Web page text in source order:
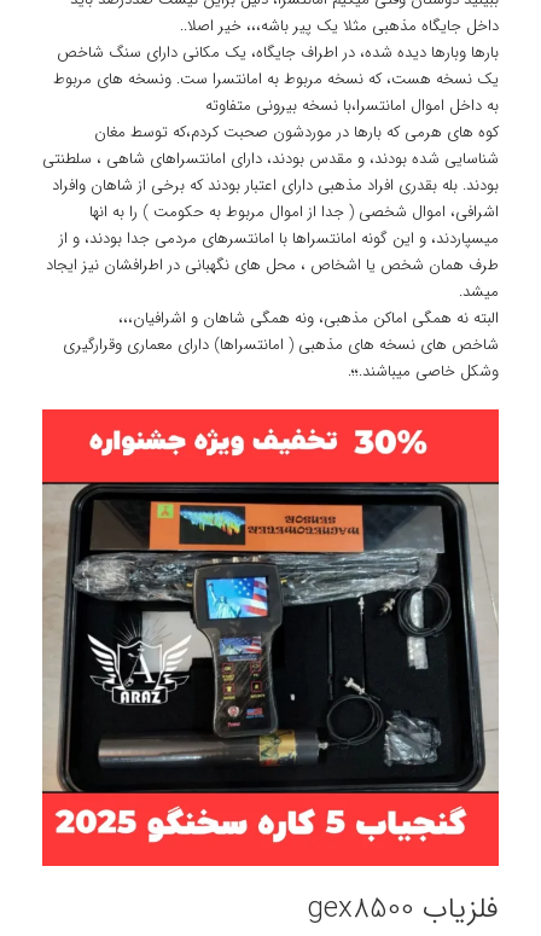
داخل جایگاه مذهبی مثلا یک پیر باشه،،، خیر اصلا..
بارها وبارها دیده شده، در اطراف جایگاه، یک مکانی دارای سنگ شاخص
یک نسخه هست، که نسخه مربوط به امانتسرا ست. ونسخه های مربوط
به داخل اموال امانتسرا،با نسخه بیرونی متفاوته
کوه های هرمی که بارها در موردشون صحبت کردم،که توسط مغان
شناسایی شده بودند، و مقدس بودند، دارای امانتسراهای شاهی ، سلطنتی
بودند. بله بقدری افراد مذهبی دارای اعتبار بودند که برخی از شاهان وافراد
اشرافی، اموال شخصی ( جدا از اموال مربوط به حکومت ) را به انها
میسپاردند، و این گونه امانتسراها با امانتسرهای مردمی جدا بودند، و از
طرف همان شخص یا اشخاص ، محل های نگهبانی در اطرافشان نیز ایجاد
میشد.
البته نه همگی اماکن مذهبی، ونه همگی شاهان و اشرافیان،،،
شاخص های نسخه های مذهبی ( امانتسراها) دارای معماری وقرارگیری
وشکل خاصی میباشند.؛؛.
فلزیاب gex8500